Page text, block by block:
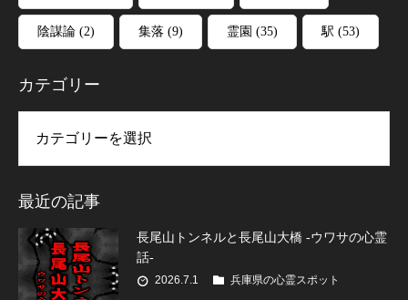
陰謀論 (2) 集落 (9) 霊園 (35) 駅 (53)
カテゴリー
最近の記事
長尾山トンネルと長尾山大橋 -ウワサの心霊
話-
2026.7.1 兵庫県の心霊スポット